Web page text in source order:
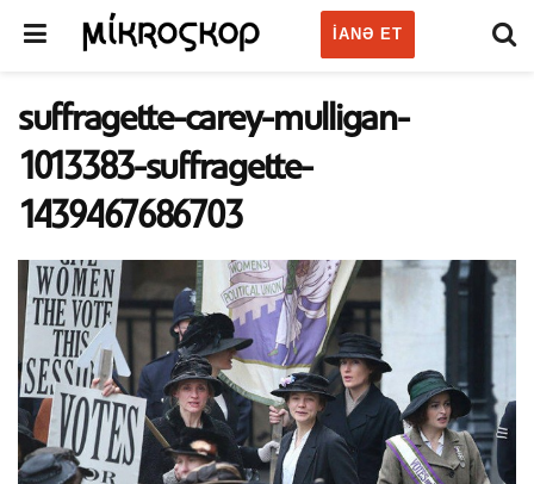
IANƏ ET
suffragette-carey-mulligan-
1013383-suffragette-
1439467686703